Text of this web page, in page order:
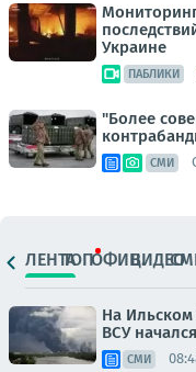
Украине
ПАБЛИКИ
"Более
СМИ
ЛЕНТАТОПОФИЦ.ВИДЕО
На Ильском
ВСУ
СМИ